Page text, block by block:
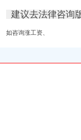
建议去法律咨询
如咨询涨工资、